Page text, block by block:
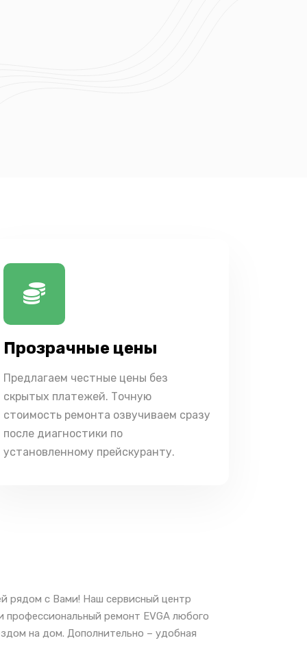
Прозрачные цены
Предлагаем честные цены без
скрытых платежей. Точную
стоимость ремонта озвучиваем сразу
после диагностики по
установленному прейскуранту.
рядом с Вами! Наш сервисный центр
профессиональный ремонт EVGA любого
на дом. Дополнительно – удобная